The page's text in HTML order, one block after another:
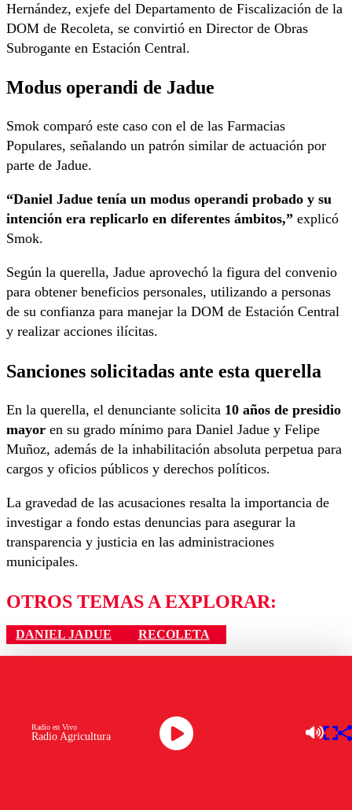
Hernández, exjefe del Departamento de Fiscalización de la
DOM de Recoleta, se convirtió en Director de Obras
Subrogante en Estación Central.
Modus operandi de Jadue
Smok comparó este caso con el de las Farmacias
Populares, señalando un patrón similar de actuación por
parte de Jadue.
“Daniel Jadue tenía un modus operandi probado y su
intención era replicarlo en diferentes ámbitos,” explicó
Smok.
Según la querella, Jadue aprovechó la figura del convenio
para obtener beneficios personales, utilizando a personas
de su confianza para manejar la DOM de Estación Central
y realizar acciones ilícitas.
Sanciones solicitadas ante esta querella
En la querella, el denunciante solicita 10 años de presidio
mayor en su grado mínimo para Daniel Jadue y Felipe
Muñoz, además de la inhabilitación absoluta perpetua para
cargos y oficios públicos y derechos políticos.
La gravedad de las acusaciones resalta la importancia de
investigar a fondo estas denuncias para asegurar la
transparencia y justicia en las administraciones
municipales.
OTROS TEMAS A EXPLORAR:
DANIEL JADUE RECOLETA
Los comentarios son moderados para garantizar un
diálogo respetuoso.
LAS MÁS LEÍDAS
Radio Agricultura
Radio en Vivo